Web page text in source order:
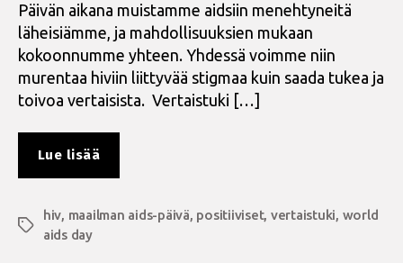
Päivän aikana muistamme aidsiin menehtyneitä
läheisiämme, ja mahdollisuuksien mukaan
kokoonnumme yhteen. Yhdessä voimme niin
murentaa hiviin liittyvää stigmaa kuin saada tukea ja
toivoa vertaisista. Vertaistuki […]
Lue lisää
muistetaan
Avainsanat
hiv, maailman aids-päivä, positiiviset, vertaistuki, world
aids day